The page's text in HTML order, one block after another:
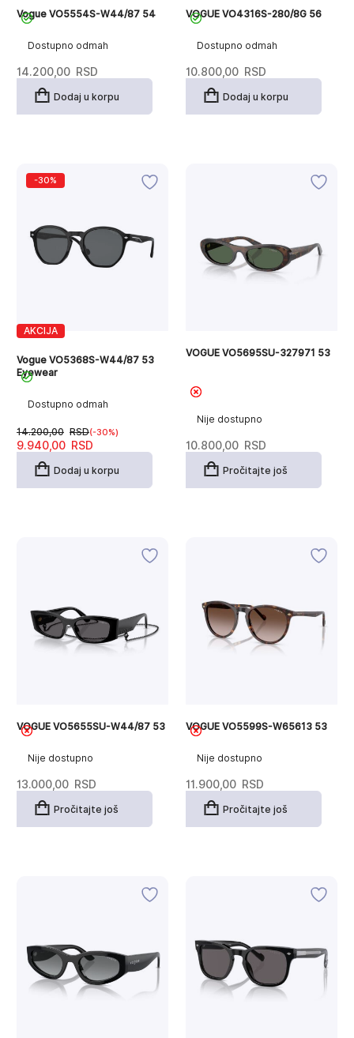
Dostupno odmah
Vogue VO5554S-W44/87 54
14.200,00 RSD
Dodaj u korpu
Dostupno odmah
VOGUE VO4316S-280/8G 56
10.800,00 RSD
Dodaj u korpu
-30%
Dostupno odmah
AKCIJA
Vogue VO5368S-W44/87 53
Eyewear
14.200,00 RSD
Originalna
cena
9.940,00 RSD
Trenutna
cena
(-30%)
Dodaj u korpu
Nije dostupno
VOGUE VO5695SU-327971 53
10.800,00 RSD
Pročitajte još
Nije dostupno
VOGUE VO5655SU-W44/87 53
13.000,00 RSD
Pročitajte još
Nije dostupno
VOGUE VO5599S-W65613 53
11.900,00 RSD
Pročitajte još